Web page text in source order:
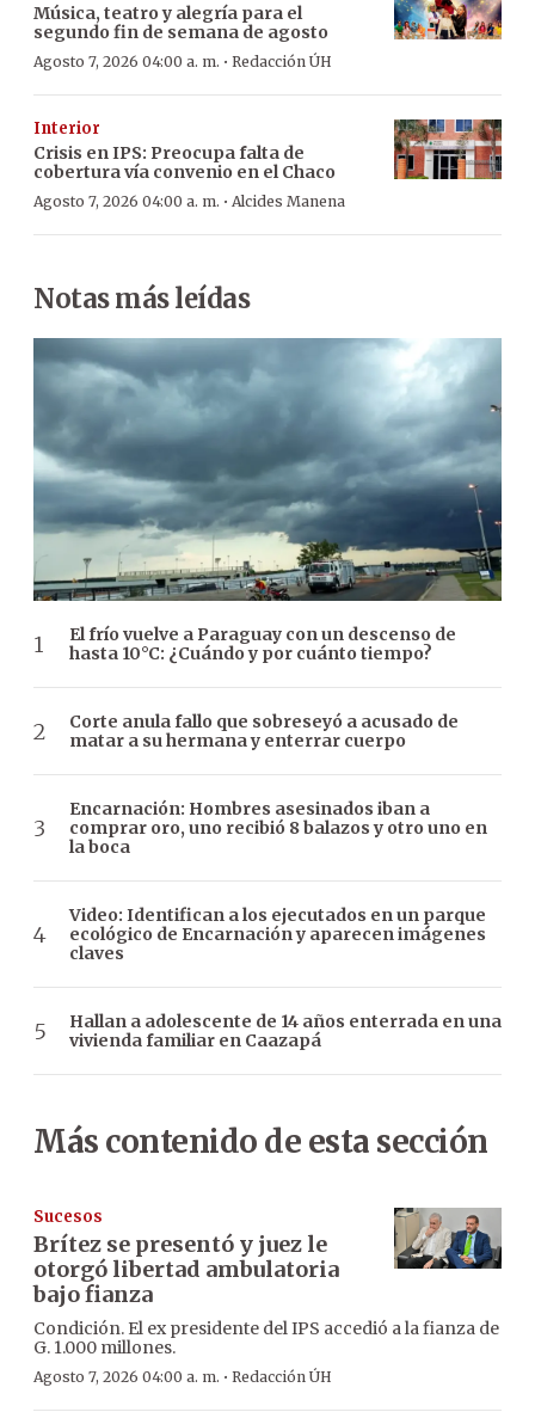
Música, teatro y alegría para el
segundo fin de semana de agosto
Agosto 7, 2026 04:00 a. m. · Redacción ÚH
Interior
Crisis en IPS: Preocupa falta de
cobertura vía convenio en el Chaco
Agosto 7, 2026 04:00 a. m. · Alcides Manena
Notas más leídas
El frío vuelve a Paraguay con un descenso de
hasta 10°C: ¿Cuándo y por cuánto tiempo?
Corte anula fallo que sobreseyó a acusado de
matar a su hermana y enterrar cuerpo
Encarnación: Hombres asesinados iban a
comprar oro, uno recibió 8 balazos y otro uno en
la boca
Video: Identifican a los ejecutados en un parque
ecológico de Encarnación y aparecen imágenes
claves
Hallan a adolescente de 14 años enterrada en una
vivienda familiar en Caazapá
Más contenido de esta sección
Sucesos
Brítez se presentó y juez le
otorgó libertad ambulatoria
bajo fianza
Condición. El ex presidente del IPS accedió a la fianza de
G. 1.000 millones.
Agosto 7, 2026 04:00 a. m. · Redacción ÚH